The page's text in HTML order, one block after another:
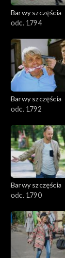
2001–2100
1801–1900
1701–1800
1601–1700
1501–1600
1401–1500
1301–1400
1101–1200
1001–1100
Barwy szczęścia
odc. 1794
Barwy szczęścia
odc. 1792
Barwy szczęścia
odc. 1790